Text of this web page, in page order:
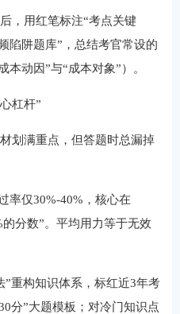
，用红笔标注“考点关键
陷阱题库”，总结考官常设的
动因”与“成本对象”）。
杠杆”
划满重点，但答题时总漏掉
率仅30%-40%，核心在
分数”。平均用力等于无效
”重构知识体系，标红近3年考
分”大题模板；对冷门知识点